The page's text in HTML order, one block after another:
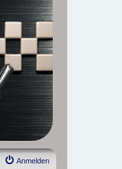
Anmelden